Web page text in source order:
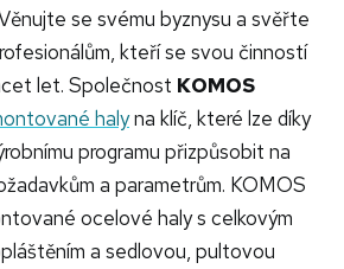
se svému byznysu a svěřte
kteří se svou činností
let. Společnost KOMOS
halyna klíč, které lze díky
programu přizpůsobit na
a parametrům. KOMOS
ocelové haly s celkovým
a sedlovou, pultovou